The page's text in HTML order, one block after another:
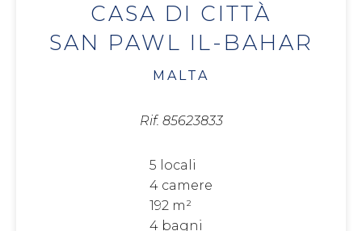
CASA DI CITTÀ
SAN PAWL IL-BAHAR
MALTA
Rif. 85623833
5 locali
4 camere
192 m²
4 bagni